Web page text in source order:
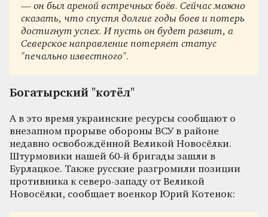
— он был ареной встречных боёв. Сейчас можно
сказать, что спустя долгие годы боев и потерь
достигнут успех. И пусть он будет развит, а
Северское направление потеряет статус
"печально известного".
Богатырский "котёл"
А в это время украинские ресурсы сообщают о
внезапном прорыве обороны ВСУ в районе
недавно освобождённой Великой Новосёлки.
Штурмовики нашей 60-й бригады зашли в
Бурлацкое. Также русские разгромили позиции
противника к северо-западу от Великой
Новосёлки, сообщает военкор Юрий Котенок: